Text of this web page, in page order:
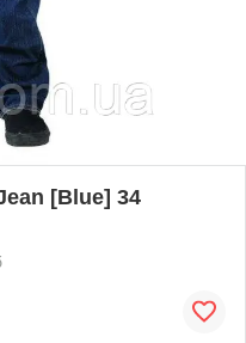
[Blue] 34